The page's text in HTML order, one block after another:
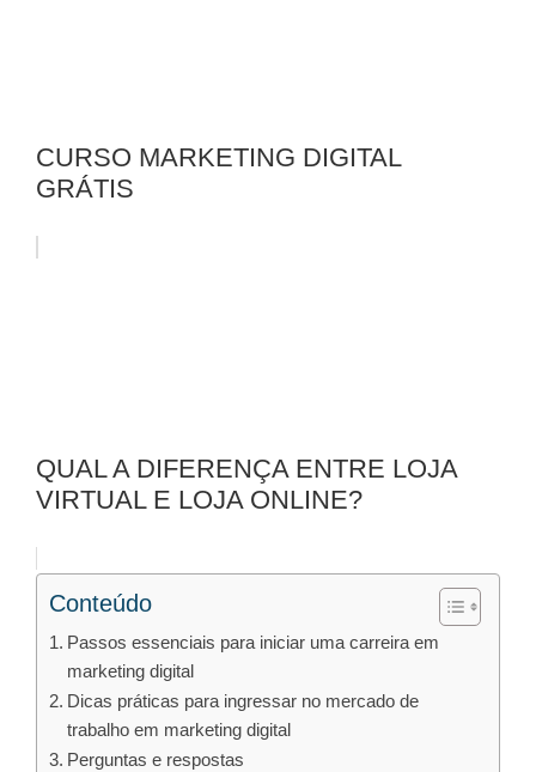
CURSO MARKETING DIGITAL
GRÁTIS
QUAL A DIFERENÇA ENTRE LOJA
VIRTUAL E LOJA ONLINE?
Conteúdo
Passos essenciais para iniciar uma carreira em
marketing digital
Dicas práticas para ingressar no mercado de
trabalho em marketing digital
Perguntas e respostas